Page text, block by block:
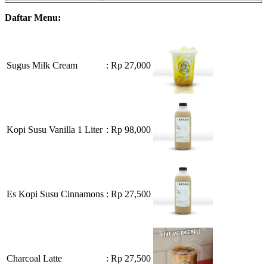
Daftar Menu:
Sugus Milk Cream : Rp 27,000
Kopi Susu Vanilla 1 Liter : Rp 98,000
Es Kopi Susu Cinnamons : Rp 27,500
Charcoal Latte : Rp 27,500